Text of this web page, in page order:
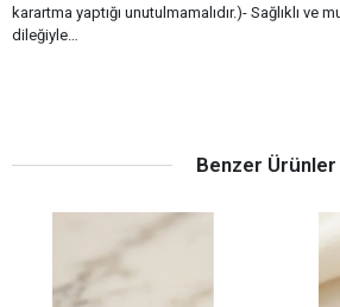
karartma yaptığı unutulmamalıdır.)- Sağlıklı ve
dileğiyle…
Benzer Ürünler